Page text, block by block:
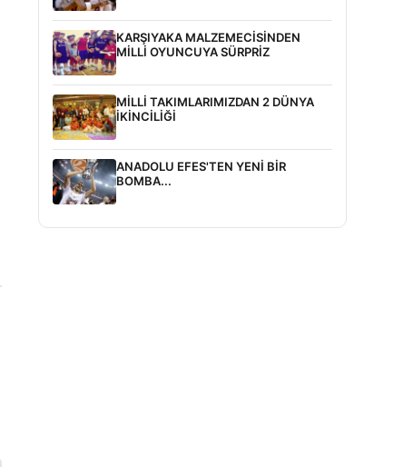
KARŞIYAKA MALZEMECİSİNDEN
MİLLİ OYUNCUYA SÜRPRİZ
MİLLİ TAKIMLARIMIZDAN 2 DÜNYA
İKİNCİLİĞİ
ANADOLU EFES'TEN YENİ BİR
BOMBA...